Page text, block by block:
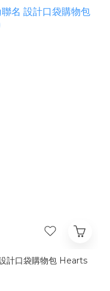
計口袋購物包 Hearts